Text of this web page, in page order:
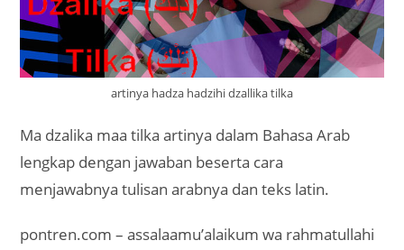
artinya hadza hadzihi dzallika tilka
Ma dzalika maa tilka artinya dalam Bahasa Arab
lengkap dengan jawaban beserta cara
menjawabnya tulisan arabnya dan teks latin.
pontren.com – assalaamu’alaikum wa rahmatullahi